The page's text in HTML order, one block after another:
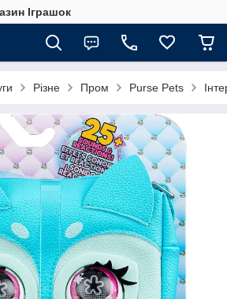
Іграшок
Різне Пром Purse Pets